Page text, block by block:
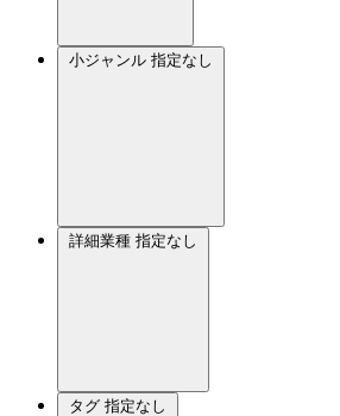
小ジャンル 指定なし
詳細業種 指定なし
タグ 指定なし